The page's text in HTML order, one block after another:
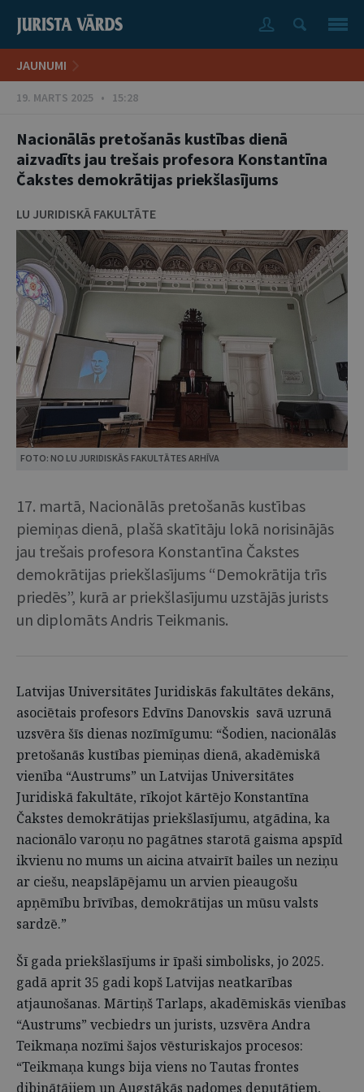
JAUNUMI
19. MARTS 2025 • 15:28
Nacionālās pretošanās kustības dienā
aizvadīts jau trešais profesora Konstantīna
Čakstes demokrātijas priekšlasījums
LU JURIDISKĀ FAKULTĀTE
FOTO: NO LU JURIDISKĀS FAKULTĀTES ARHĪVA
17. martā, Nacionālās pretošanās kustības
piemiņas dienā, plašā skatītāju lokā norisinājās
jau trešais profesora Konstantīna Čakstes
demokrātijas priekšlasījums “Demokrātija trīs
priedēs”, kurā ar priekšlasījumu uzstājās jurists
un diplomāts Andris Teikmanis.
Latvijas Universitātes Juridiskās fakultātes dekāns,
asociētais profesors Edvīns Danovskis savā uzrunā
uzsvēra šīs dienas nozīmīgumu: “Šodien, nacionālās
pretošanās kustības piemiņas dienā, akadēmiskā
vienība “Austrums” un Latvijas Universitātes
Juridiskā fakultāte, rīkojot kārtējo Konstantīna
Čakstes demokrātijas priekšlasījumu, atgādina, ka
nacionālo varoņu no pagātnes starotā gaisma apspīd
ikvienu no mums un aicina atvairīt bailes un neziņu
ar ciešu, neapslāpējamu un arvien pieaugošu
apņēmību brīvības, demokrātijas un mūsu valsts
sardzē.”
Šī gada priekšlasījums ir īpaši simbolisks, jo 2025.
gadā aprit 35 gadi kopš Latvijas neatkarības
atjaunošanas. Mārtiņš Tarlaps, akadēmiskās vienības
“Austrums” vecbiedrs un jurists, uzsvēra Andra
Teikmaņa nozīmi šajos vēsturiskajos procesos:
“Teikmaņa kungs bija viens no Tautas frontes
dibinātājiem un Augstākās padomes deputātiem,